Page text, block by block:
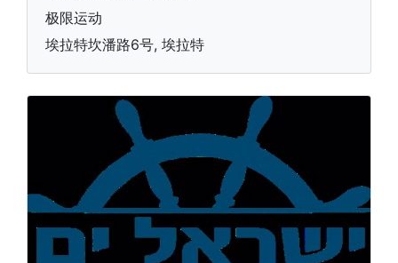
极限运动
埃拉特坎潘路6号, 埃拉特